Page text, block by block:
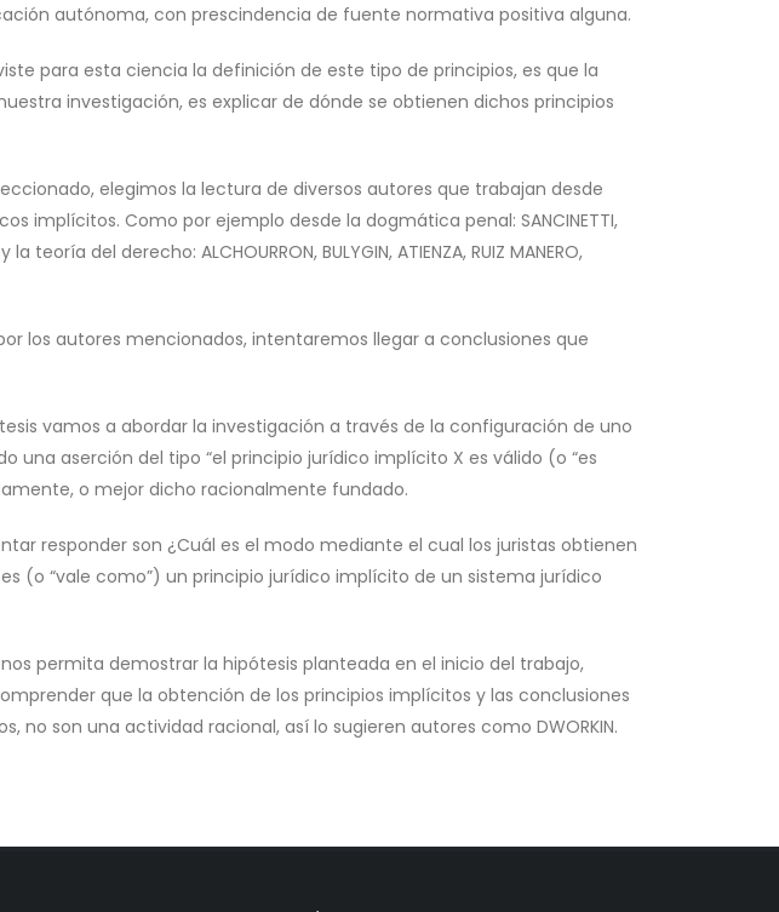
autónoma, con prescindencia de fuente normativa positiva alguna.
para esta ciencia la definición de este tipo de principios, es que la
investigación, es explicar de dónde se obtienen dichos principios
elegimos la lectura de diversos autores que trabajan desde
implícitos. Como por ejemplo desde la dogmática penal: SANCINETTI,
teoría del derecho: ALCHOURRON, BULYGIN, ATIENZA, RUIZ MANERO,
los autores mencionados, intentaremos llegar a conclusiones que
vamos a abordar la investigación a través de la configuración de uno
una aserción del tipo “el principio jurídico implícito X es válido (o “es
o mejor dicho racionalmente fundado.
responder son ¿Cuál es el modo mediante el cual los juristas obtienen
(o “vale como”) un principio jurídico implícito de un sistema jurídico
permita demostrar la hipótesis planteada en el inicio del trabajo,
que la obtención de los principios implícitos y las conclusiones
no son una actividad racional, así lo sugieren autores como DWORKIN.